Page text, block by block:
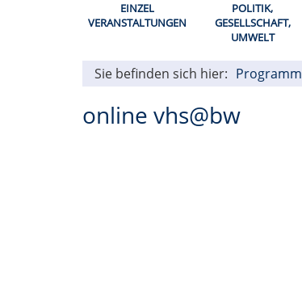
EINZEL
VERANSTALTUNGEN
POLITIK,
GESELLSCHAFT,
UMWELT
Sie befinden sich hier: Programm
online vhs@bw